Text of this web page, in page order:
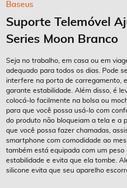
o
da
de
imagens
Baseus
Suporte Telemóvel
Series Moon Branco
Seja no trabalho, em casa ou em
adequado para todos os dias. Pode
interfere na porta de carregamento,
garante estabilidade. Além disso, é
colocá-lo facilmente na bolsa ou
para que você possa usá-lo com
do produto não bloqueiam a tela e a
que você possa fazer chamadas,
smartphone com comodidade ao
também está equipada com um peso
estabilidade e evita que ela tombe.
silicone evita que seu aparelho